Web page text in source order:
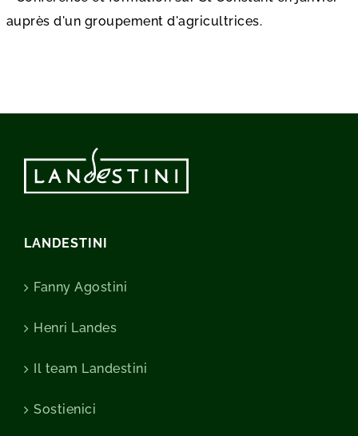
auprès d'un groupement d'agricultrices.
LANDESTINI
Fanny Agostini
Henri Landes
Il team Landestini
Sostienici